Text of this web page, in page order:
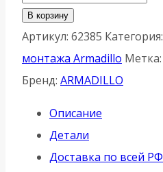
товара
Петля
Armadillo
(Армадилло)
установки
U3D2800.TG
В корзину
Артикул: 62385 Категория:
монтажа Armadillo Метка:
Бренд: ARMADILLO
Описание
Детали
Доставка по всей РФ